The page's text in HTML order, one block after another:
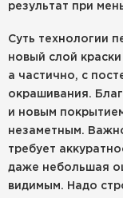
результат при
Суть технологии
новый слой
а частично, с
окрашивания.
и новым
незаметным.
требует
даже небольшая
видимым. Надо